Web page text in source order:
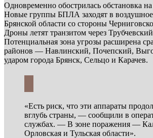
Одновременно обострилась обстановка
Новые группы БПЛА заходят в воздушное
Брянской области со стороны
Дроны летят транзитом через
Потенциальная зона угрозы расширена
районов — Навлинский, Почепский,
ударом города Брянск, Сельцо и Карачев.
«Есть риск, что эти аппараты
вглубь страны, — сообщили в
службах. — В зоне поражения —
Орловская и Тульская области».